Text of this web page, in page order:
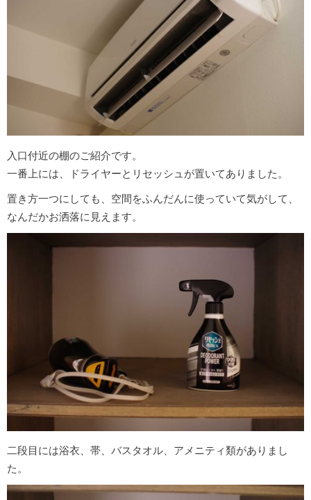
入口付近の棚のご紹介です。
一番上には、ドライヤーとリセッシュが置いてありました。
置き方一つにしても、空間をふんだんに使っていて気がして、
なんだかお洒落に見えます。
二段目には浴衣、帯、バスタオル、アメニティ類がありまし
た。